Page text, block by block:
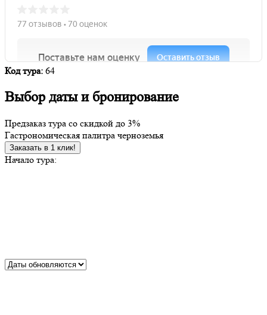
Код тура: 64
Выбор даты и бронирование
Предзаказ тура со скидкой до 3%
Гастрономическая палитра черноземья
Заказать в 1 клик!
Начало тура: